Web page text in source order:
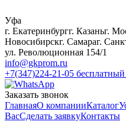
Уфа
г. Екатеринбургг. Казаньг.
Новосибирскг. Самараг.
ул. Революционная 154/1
info@gkprom.ru
+7(347)224-21-05
Заказать звонок
ГлавнаяО компанииКаталог
ВасСделать заявкуКонтакты